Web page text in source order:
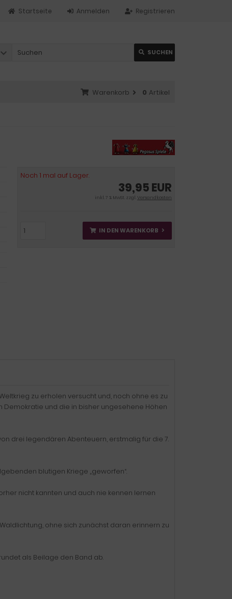
Registrieren
Anmelden
Startseite
SUCHEN
Warenkorb 0 Artikel
Noch 1 mal auf Lager.
39,95 EUR
inkl. 7 % MwSt. zzgl.Versandkosten
IN DEN WARENKORB
zu erholen versucht und, noch ohne es zu
und die in bisher ungesehene Höhen
drei legendären Abenteuern, erstmalig für die 7.
blutigen Kriege „geworfen“.
nicht kannten und auch nie kennen lernen
ohne sich zunächst daran erinnern zu
als Beilage den Band ab.